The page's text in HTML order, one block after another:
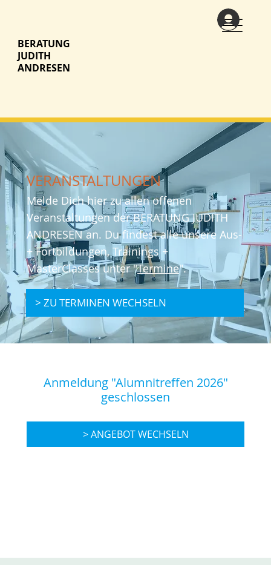
BERATUNG
JUDITH
ANDRESEN
VERANSTALTUNGEN
Melde Dich hier zu allen offenen
Veranstaltungen der BERATUNG JUDITH
ANDRESEN an. Du findest alle unsere Aus-
+ Fortbildungen, Trainings +
MasterClasses unter "Termine".
> ZU TERMINEN WECHSELN
Anmeldung "Alumnitreffen 2026"
geschlossen
> ANGEBOT WECHSELN